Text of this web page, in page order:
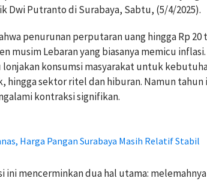
Dwi Putranto di Surabaya, Sabtu, (5/4/2025).
penurunan perputaran uang hingga Rp
musim Lebaran yang biasanya memicu
konsumsi masyarakat untuk
hingga sektor ritel dan hiburan. Namun
kontraksi signifikan.
Harga Pangan Surabaya Masih Relatif Stabil
ini mencerminkan dua hal utama: